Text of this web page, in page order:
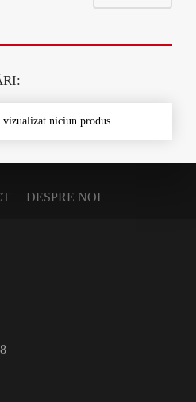
vizualizat niciun produs.
DESPRE NOI